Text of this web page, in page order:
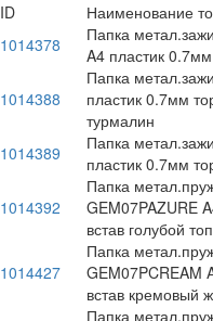
ID
Наименование
1014378
Папка
A4 пластик
1014388
Папка
пластик 0.7мм
турмалин
1014389
Папка
пластик 0.7мм
1014392
Папка
GEM07PAZURE
встав голубой
1014427
Папка
GEM07PCREAM
встав кремовый
Папка